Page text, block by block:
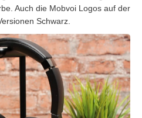
Auch die Mobvoi Logos auf der
Schwarz.